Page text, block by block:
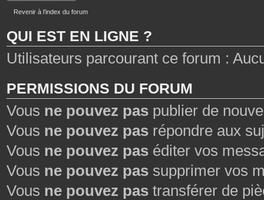
Revenir à l’index du forum
QUI EST EN LIGNE ?
Utilisateurs parcourant ce forum :
PERMISSIONS DU FORUM
Vous ne pouvez pas publier de
Vous ne pouvez pas répondre aux
Vous ne pouvez pas éditer vos
Vous ne pouvez pas supprimer vos
Vous ne pouvez pas transférer de